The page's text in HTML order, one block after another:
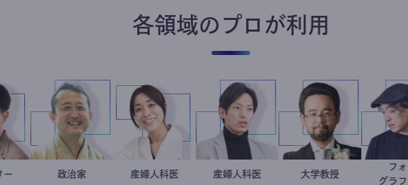
各領域のプロが利用
室谷良平
マーケター 稲葉可奈子
産婦人科医 重見大介
産婦人科医 金谷一朗
大学教授